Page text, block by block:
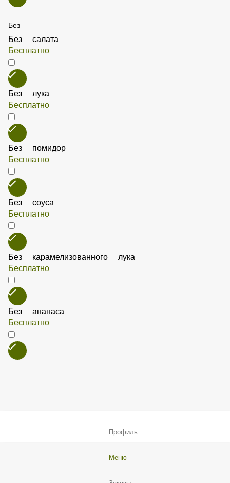
Помидоры
Лук хрустящий
35 ₽
Без
Без салата
Бесплатно
Без помидор
Бесплатно
Без соуса